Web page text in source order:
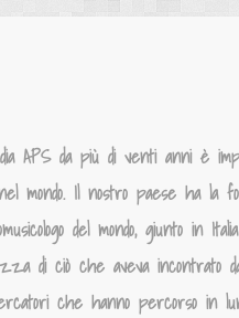
APS da più di venti anni è
mondo. Il nostro paese ha
del mondo, giunto in
di ciò che aveva incontrato
che hanno percorso in